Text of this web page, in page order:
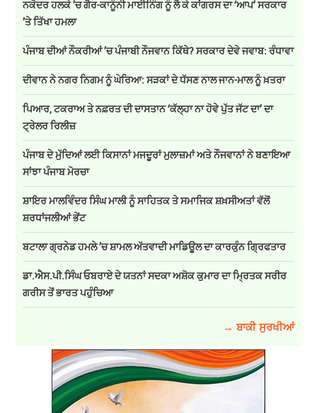
ਨਕੋਦਰ ਹਲਕੇ ’ਚ ਗੈਰ-ਕਾਨੂੰਨੀ ਮਾਈਨਿੰਗ ਨੂੰ ਲੈ ਕੇ ਕਾਂਗਰਸ ਦਾ ‘ਆਪ’ ਸਰਕਾਰ
’ਤੇ ਤਿੱਖਾ ਹਮਲਾ
ਪੰਜਾਬ ਦੀਆਂ ਨੌਕਰੀਆਂ ’ਚ ਪੰਜਾਬੀ ਨੌਜਵਾਨ ਕਿੱਥੇ? ਸਰਕਾਰ ਦੇਵੇ ਜਵਾਬ: ਰੰਧਾਵਾ
ਦੀਵਾਨ ਨੇ ਨਗਰ ਨਿਗਮ ਨੂੰ ਘੇਰਿਆ: ਸੜਕਾਂ ਦੇ ਧੱਸਣ ਨਾਲ ਜਾਨ-ਮਾਲ ਨੂੰ ਖ਼ਤਰਾ
ਪਿਆਰ, ਟਕਰਾਅ ਤੇ ਨਫ਼ਰਤ ਦੀ ਦਾਸਤਾਨ ‘ਕੱਲ੍ਹਾ ਨਾ ਹੋਵੇ ਪੁੱਤ ਜੱਟ ਦਾ’ ਦਾ
ਟ੍ਰੇਲਰ ਰਿਲੀਜ਼
ਪੰਜਾਬ ਦੇ ਮੁੱਦਿਆਂ ਲਈ ਕਿਸਾਨਾਂ ਮਜਦੂਰਾਂ ਮੁਲਾਜ਼ਮਾਂ ਅਤੇ ਨੌਜਵਾਨਾਂ ਨੇ ਬਣਾਇਆ
ਸਾਂਝਾ ਪੰਜਾਬ ਮੋਰਚਾ
ਸ਼ਾਇਰ ਮਾਲਵਿੰਦਰ ਸਿੰਘ ਮਾਲੀ ਨੂੰ ਸਾਹਿਤਕ ਤੇ ਸਮਾਜਿਕ ਸ਼ਖ਼ਸੀਅਤਾਂ ਵੱਲੋਂ
ਸ਼ਰਧਾਂਜਲੀਆਂ ਭੇਂਟ
ਬਟਾਲਾ ਗ੍ਰਨੇਡ ਹਮਲੇ ’ਚ ਸ਼ਾਮਲ ਅੱਤਵਾਦੀ ਮਾਡਿਊਲ ਦਾ ਕਾਰਕੁੰਨ ਗ੍ਰਿਫਤਾਰ
ਡਾ.ਐਸ.ਪੀ.ਸਿੰਘ ਓਬਰਾਏ ਦੇ ਯਤਨਾਂ ਸਦਕਾ ਅਸ਼ੋਕ ਕੁਮਾਰ ਦਾ ਮ੍ਰਿਤਕ ਸਰੀਰ
ਗਰੀਸ ਤੋਂ ਭਾਰਤ ਪਹੁੰਚਿਆ
→ ਬਾਕੀ ਸੁਰਖੀਆਂ